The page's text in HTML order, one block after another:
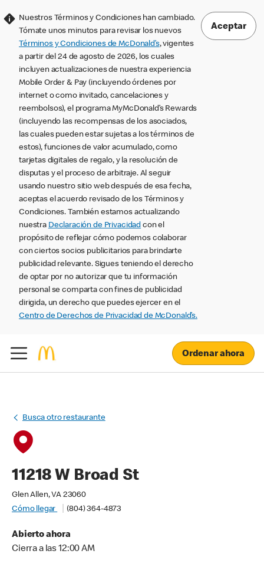
Nuestros Términos y Condiciones han cambiado.
Tómate unos minutos para revisar los nuevos
Términos y Condiciones de McDonald’s, vigentes
a partir del 24 de agosto de 2026, los cuales
incluyen actualizaciones de nuestra experiencia
Mobile Order & Pay (incluyendo órdenes por
internet o como invitado, cancelaciones y
reembolsos), el programa MyMcDonald’s Rewards
(incluyendo las recompensas de los asociados,
las cuales pueden estar sujetas a los términos de
estos), funciones de valor acumulado, como
tarjetas digitales de regalo, y la resolución de
disputas y el proceso de arbitraje. Al seguir
usando nuestro sitio web después de esa fecha,
aceptas el acuerdo revisado de los Términos y
Condiciones. También estamos actualizando
nuestra Declaración de Privacidad con el
propósito de reflejar cómo podemos colaborar
con ciertos socios publicitarios para brindarte
publicidad relevante. Sigues teniendo el derecho
de optar por no autorizar que tu información
personal se comparta con fines de publicidad
dirigida, un derecho que puedes ejercer en el
Centro de Derechos de Privacidad de McDonald’s.
Aceptar
Ordenar ahora
Busca otro restaurante
11218 W Broad St
Glen Allen, VA 23060
Cómo llegar
(804) 364-4873
Abierto ahora
Cierra a las 12:00 AM